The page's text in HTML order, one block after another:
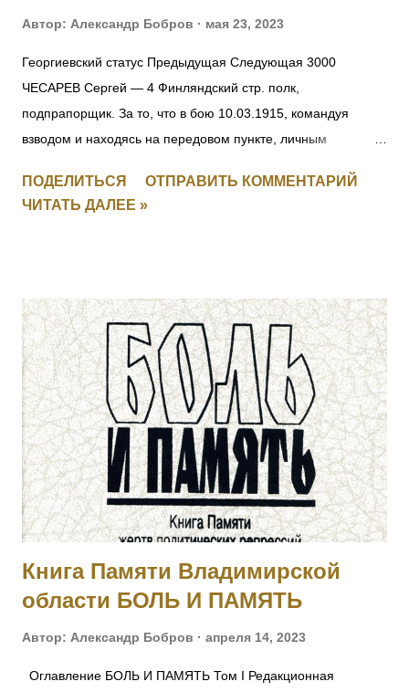
Автор: Александр Бобров мая 23, 2023
Георгиевский статус Предыдущая Следующая 3000
ЧЕСАРЕВ Сергей — 4 Финляндский стр. полк,
подпрапорщик. За то, что в бою 10.03.1915, командуя
взводом и находясь на передовом пункте, личным
отбил противника и удержал за собой позицию. [II-8059, III-
52383, IV-53035] 3001 СМИРНОВ Федул — 4 Финляндский
подчиненных и увлек их за собой в атаку, заняв
укрепленные окопы противника. [II-8075, III-52277, IV-93711]
3002 КАТКОВ Моисей — 4 Финляндский стр. полк,
подпрапорщик. За то, что в бою 6.02.1915, за убылью
ротного командира, принял командование ротой, и своей
распорядительностью удержал порядок и отбил атаку
противника, с большим для него уроном. Произведен в
прапорщики за боевые отличия приказом
Главнокомандующего армиями Юго-Западного фронта No
ПОДЕЛИТЬСЯ
ОТПРАВИТЬ КОММЕНТАРИЙ
ЧИТАТЬ ДАЛЕЕ »
Книга Памяти Владимирской
области БОЛЬ И ПАМЯТЬ
Автор: Александр Бобров апреля 14, 2023
Оглавление БОЛЬ И ПАМЯТЬ Том I Редакционная